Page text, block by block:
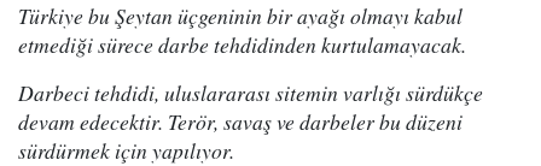
Türkiye bu Şeytan üçgeninin bir ayağı olmayı kabul
etmediği sürece darbe tehdidinden kurtulamayacak.
Darbeci tehdidi, uluslararası sitemin varlığı sürdükçe
devam edecektir. Terör, savaş ve darbeler bu düzeni
sürdürmek için yapılıyor.